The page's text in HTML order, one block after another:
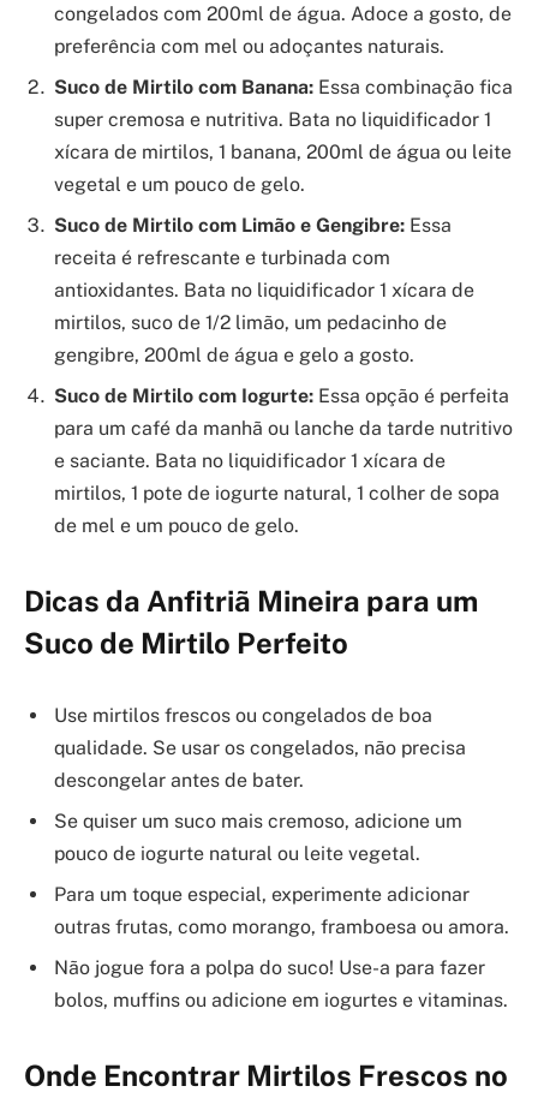
congelados com 200ml de água. Adoce a gosto, de
preferência com mel ou adoçantes naturais.
Suco de Mirtilo com Banana: Essa combinação fica
super cremosa e nutritiva. Bata no liquidificador 1
xícara de mirtilos, 1 banana, 200ml de água ou leite
vegetal e um pouco de gelo.
Suco de Mirtilo com Limão e Gengibre: Essa
receita é refrescante e turbinada com
antioxidantes. Bata no liquidificador 1 xícara de
mirtilos, suco de 1/2 limão, um pedacinho de
gengibre, 200ml de água e gelo a gosto.
Suco de Mirtilo com Iogurte: Essa opção é perfeita
para um café da manhã ou lanche da tarde nutritivo
e saciante. Bata no liquidificador 1 xícara de
mirtilos, 1 pote de iogurte natural, 1 colher de sopa
de mel e um pouco de gelo.
Dicas da Anfitriã Mineira para um
Suco de Mirtilo Perfeito
Use mirtilos frescos ou congelados de boa
qualidade. Se usar os congelados, não precisa
descongelar antes de bater.
Se quiser um suco mais cremoso, adicione um
pouco de iogurte natural ou leite vegetal.
Para um toque especial, experimente adicionar
outras frutas, como morango, framboesa ou amora.
Não jogue fora a polpa do suco! Use-a para fazer
bolos, muffins ou adicione em iogurtes e vitaminas.
Onde Encontrar Mirtilos Frescos no